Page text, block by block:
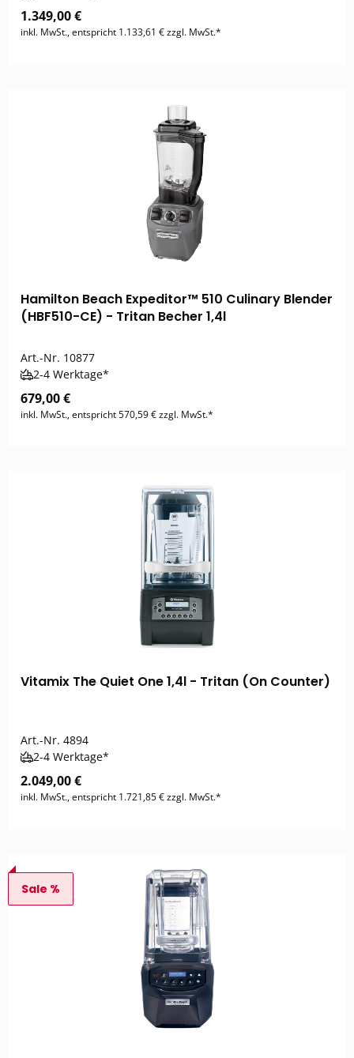
1.349,00 €
inkl. MwSt., entspricht 1.133,61 € zzgl. MwSt.*
Hamilton Beach Expeditor™ 510 Culinary Blender
(HBF510-CE) - Tritan Becher 1,4l
Art.-Nr. 10877
2-4 Werktage*
679,00 €
inkl. MwSt., entspricht 570,59 € zzgl. MwSt.*
Vitamix The Quiet One 1,4l - Tritan (On Counter)
Art.-Nr. 4894
2-4 Werktage*
2.049,00 €
inkl. MwSt., entspricht 1.721,85 € zzgl. MwSt.*
Sale %